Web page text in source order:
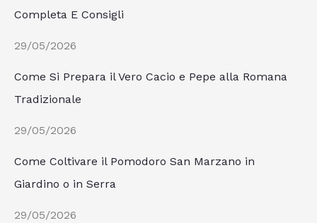
Completa E Consigli
29/05/2026
Come Si Prepara il Vero Cacio e Pepe alla Romana
Tradizionale
29/05/2026
Come Coltivare il Pomodoro San Marzano in
Giardino o in Serra
29/05/2026